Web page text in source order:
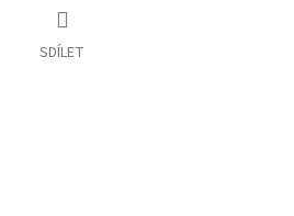
SDÍLET